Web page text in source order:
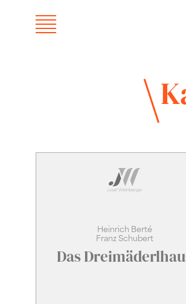
Heinrich Berté
Franz Schubert
Das